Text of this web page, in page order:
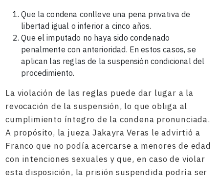
Que la condena conlleve una pena privativa de
libertad igual o inferior a cinco años.
Que el imputado no haya sido condenado
penalmente con anterioridad. En estos casos, se
aplican las reglas de la suspensión condicional del
procedimiento.
La violación de las reglas puede dar lugar a la
revocación de la suspensión, lo que obliga al
cumplimiento íntegro de la condena pronunciada.
A propósito, la jueza Jakayra Veras le advirtió a
Franco que no podía acercarse a menores de edad
con intenciones sexuales y que, en caso de violar
esta disposición, la prisión suspendida podría ser